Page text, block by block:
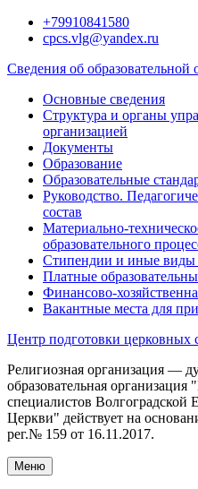
Перейти+79910841580
cpcs.vlg@yandex.ru
Сведения об образовательной
Основные сведения
Структура и органы
организацией
Документы
Образование
Образовательные
Руководство.
состав
Материально-
образовательного
Стипендии и иные виды
Платные
Финансово-
Вакантные места для
Центр подготовки церковных
Религиозная организация —
образовательная
специалистов Волгоградской
Церкви" действует на
рег.№ 159 от 16.11.2017.
Меню